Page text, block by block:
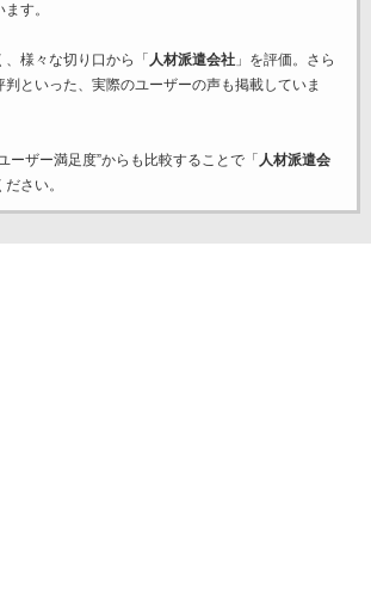
す。
様々な切り口から「 人材派遣会社」を評価。さら
といった、実際のユーザーの声も掲載していま
ーザー満足度”からも比較することで「 人材派遣会
さい。